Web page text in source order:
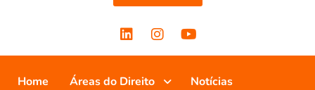
Home Áreas do Direito Notícias